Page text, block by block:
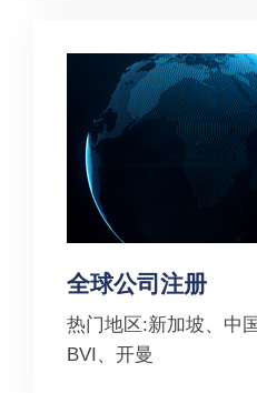
全球公司注册
热门地区:新加坡、中
BVI、开曼